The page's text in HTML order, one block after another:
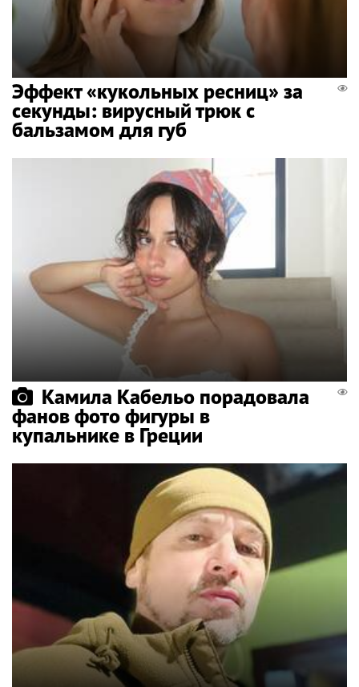
Эффект «кукольных ресниц» за
секунды: вирусный трюк с
бальзамом для губ
Камила Кабельо порадовала
фанов фото фигуры в
купальнике в Греции